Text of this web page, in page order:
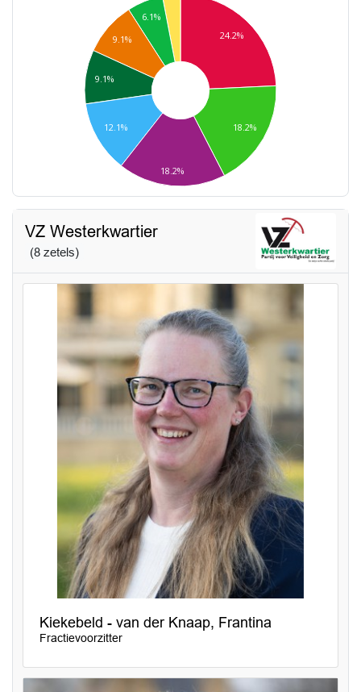
24.2%
18.2%
6.1%
9.1%
9.1%
12.1%
18.2%
VZ Westerkwartier
(8 zetels)
Kiekebeld - van der Knaap, Frantina
Fractievoorzitter